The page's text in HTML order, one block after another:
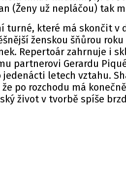
(Ženy už nepláčou) tak
turné, které má skončit v
ženskou šňůrou
Repertoár zahrnuje i
partnerovi Gerardu
jedenácti letech vztahu.
po rozchodu má
život v tvorbě spíše